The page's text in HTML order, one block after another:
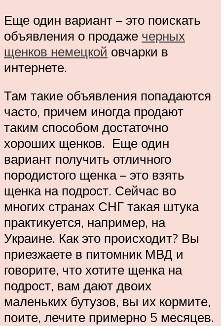
Еще один вариант – это поискать
объявления о продаже черных
щенков немецкой овчарки в
интернете.
Там такие объявления попадаются
часто, причем иногда продают
таким способом достаточно
хороших щенков. Еще один
вариант получить отличного
породистого щенка – это взять
щенка на подрост. Сейчас во
многих странах СНГ такая штука
практикуется, например, на
Украине. Как это происходит? Вы
приезжаете в питомник МВД и
говорите, что хотите щенка на
подрост, вам дают двоих
маленьких бутузов, вы их кормите,
поите, лечите примерно 5 месяцев.